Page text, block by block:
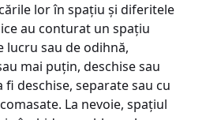
lor în spaţiu şi dife­ri­tele
au conturat un spaţiu
lucru sau de o­di­h­­nă,
mai puţin, des­chi­se sau
deschise, separate sau cu
La nevoie, spaţiul